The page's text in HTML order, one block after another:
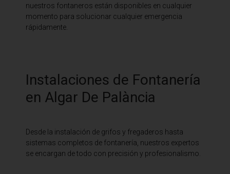
nuestros fontaneros están disponibles en cualquier
momento para solucionar cualquier emergencia
rápidamente.
Instalaciones de Fontanería
en Algar De Palància
Desde la instalación de grifos y fregaderos hasta
sistemas completos de fontanería, nuestros expertos
se encargan de todo con precisión y profesionalismo.